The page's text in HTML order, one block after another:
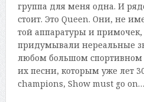
группа для меня одна. И
стоит. Это Queen. Они, не
той аппаратуры и примочек,
придумывали нереальные
любом большом спортивном
их песни, которым уже лет
champions, Show must go on…